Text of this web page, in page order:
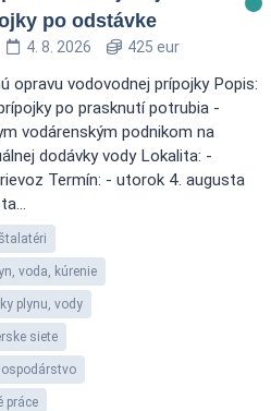
po odstávke
4. 8. 2026 425 eur
opravu vodovodnej prípojky Popis:
po prasknutí potrubia -
vodárenským podnikom na
dodávky vody Lokalita: -
Termín: - utorok 4. augusta
voda, kúrenie
plynu, vody
siete
práce